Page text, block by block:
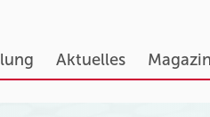
Aktuelles Magazin